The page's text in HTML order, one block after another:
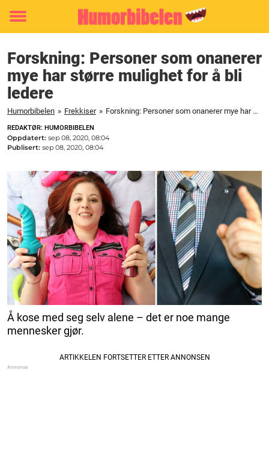
Toggle
Forskning: Personer som onanerer
mye har større mulighet for å bli
ledere
Humorbibelen » Frekkiser » Forskning: Personer som onanerer mye har større mulighet for å bli ledere
REDAKTØR: HUMORBIBELEN
Oppdatert: sep 08, 2020, 08:04
Publisert: sep 08, 2020, 08:04
Å kose med seg selv alene – det er noe mange
mennesker gjør.